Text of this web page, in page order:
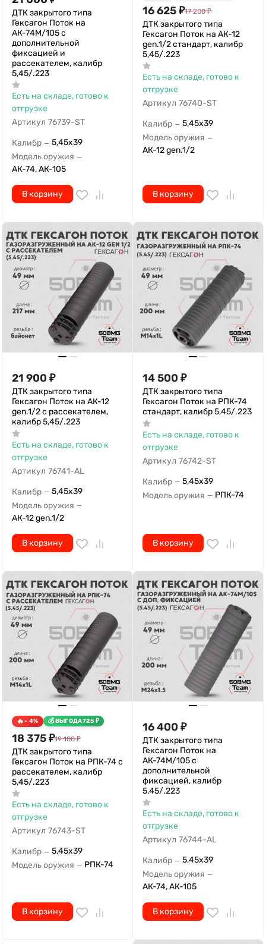
ДТК закрытого типа
Гексагон Поток на
АК-74M/105 с
дополнительной
фиксацией и
рассекателем, калибр
5,45/.223
Есть на складе, готово к
отгрузке
Артикул 76739-ST
Калибр — 5,45х39
Модель оружия —
АК-74, АК-105
В корзину
16 625₽17 200 ₽
ДТК закрытого типа
Гексагон Поток на АК-12
gen.1/2 стандарт, калибр
5,45/.223
Есть на складе, готово к
отгрузке
Артикул 76740-ST
Калибр — 5,45х39
Модель оружия —
АК-12 gen.1/2
В корзину
21 900 ₽
ДТК закрытого типа
Гексагон Поток на АК-12
gen.1/2 с рассекателем,
калибр 5,45/.223
Есть на складе, готово к
отгрузке
Артикул 76741-AL
Калибр — 5,45х39
Модель оружия —
АК-12 gen.1/2
В корзину
14 500 ₽
ДТК закрытого типа
Гексагон Поток на РПК-74
стандарт, калибр 5,45/.223
Есть на складе, готово к
отгрузке
Артикул 76742-ST
Калибр — 5,45х39
Модель оружия — РПК-74
В корзину
- 4% ВЫГОДА725 ₽
18 375₽19 100 ₽
ДТК закрытого типа
Гексагон Поток на РПК-74 с
рассекателем, калибр
5,45/.223
Есть на складе, готово к
отгрузке
Артикул 76743-ST
Калибр — 5,45х39
Модель оружия — РПК-74
В корзину
16 400 ₽
ДТК закрытого типа
Гексагон Поток на
АК-74M/105 с
дополнительной
фиксацией, калибр
5,45/.223
Есть на складе, готово к
отгрузке
Артикул 76744-AL
Калибр — 5,45х39
Модель оружия —
АК-74, АК-105
В корзину